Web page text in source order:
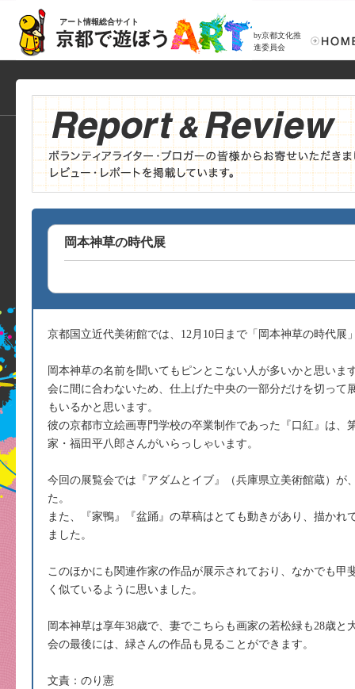
アート情報総合サイト
by京都文化推
進委員会
岡本神草の時代展
京都国立近代美術館では、12月10日まで「岡本神草の時代展
岡本神草の名前を聞いてもピンとこない人が多いかと思いま
会に間に合わないため、仕上げた中央の一部分だけを切って
もいるかと思います。
彼の京都市立絵画専門学校の卒業制作であった『口紅』は、
家・福田平八郎さんがいらっしゃいます。
今回の展覧会では『アダムとイブ』（兵庫県立美術館蔵）が
た。
また、『家鴨』『盆踊』の草稿はとても動きがあり、描かれ
ました。
このほかにも関連作家の作品が展示されており、なかでも甲
く似ているように思いました。
岡本神草は享年38歳で、妻でこちらも画家の若松緑も28歳と
会の最後には、緑さんの作品も見ることができます。
文責：のり憲